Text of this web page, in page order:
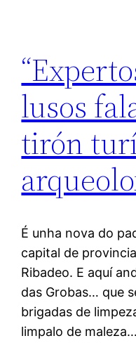
lusos
tirón
É unha nova do
capital de
Ribadeo. E aquí
das Grobas… que
brigadas de
limpalo de